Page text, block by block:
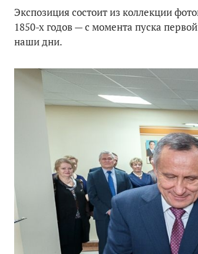
Экспозиция состоит из коллекции
1850-х годов — с момента пуска
наши дни.